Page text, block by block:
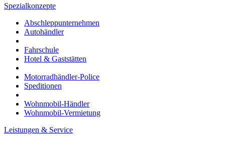
Spezialkonzepte
Abschleppunternehmen
Autohändler
Fahrschule
Hotel & Gaststätten
Motorradhändler-Police
Speditionen
Wohnmobil-Händler
Wohnmobil-Vermietung
Leistungen & Service